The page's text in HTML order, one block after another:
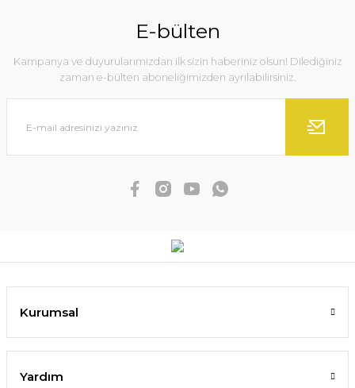
E-bülten
Kampanya ve duyurularımızdan ilk sizin haberiniz olsun! Dilediğiniz
zaman e-bülten aboneliğimizden ayrılabilirsiniz.
Kurumsal
Yardım